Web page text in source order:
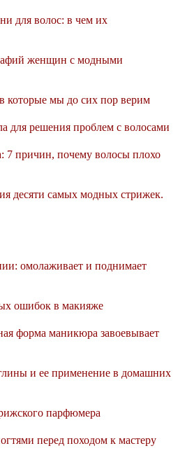
для волос: в чем их
женщин с модными
которые мы до сих пор верим
для решения проблем с волосами
7 причин, почему волосы плохо
десяти самых модных стрижек.
омолаживает и поднимает
ошибок в макияже
форма маникюра завоевывает
и ее применение в домашних
парфюмера
перед походом к мастеру